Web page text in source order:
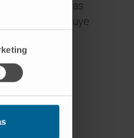
mientras
constituye
un germen